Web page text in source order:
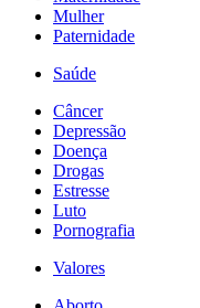
Mulher
Paternidade
Saúde
Câncer
Depressão
Doença
Drogas
Estresse
Luto
Pornografia
Valores